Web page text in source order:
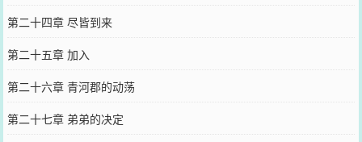
第二十四章 尽皆到来
第二十五章 加入
第二十六章 青河郡的动荡
第二十七章 弟弟的决定